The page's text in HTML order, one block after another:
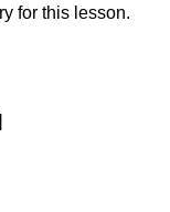
for this lesson.